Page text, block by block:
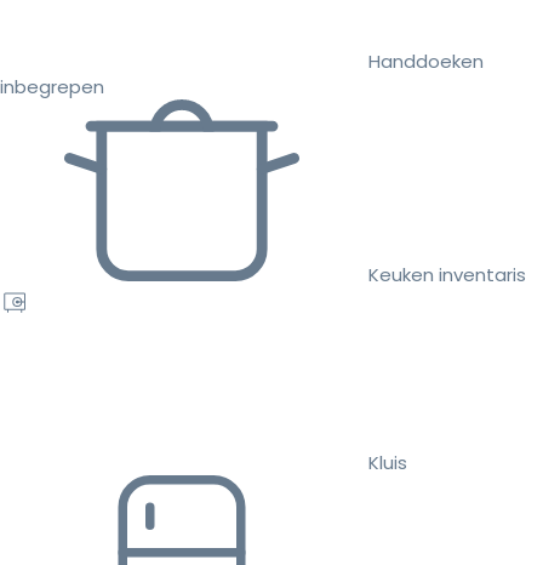
Handdoeken
inbegrepen
Keuken inventaris
Kluis